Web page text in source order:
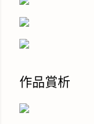
作品賞析